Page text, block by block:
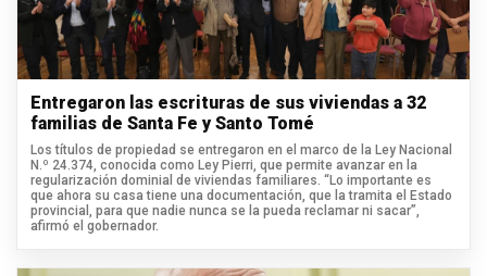
Entregaron las escrituras de sus viviendas a 32
familias de Santa Fe y Santo Tomé
Los títulos de propiedad se entregaron en el marco de la Ley Nacional
N.º 24.374, conocida como Ley Pierri, que permite avanzar en la
regularización dominial de viviendas familiares. “Lo importante es
que ahora su casa tiene una documentación, que la tramita el Estado
provincial, para que nadie nunca se la pueda reclamar ni sacar”,
afirmó el gobernador.